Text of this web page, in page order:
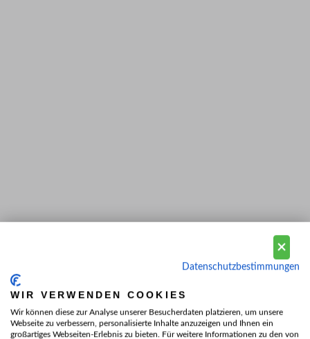
Datenschutzbestimmungen
WIR VERWENDEN COOKIES
Wir können diese zur Analyse unserer Besucherdaten platzieren, um unsere
Webseite zu verbessern, personalisierte Inhalte anzuzeigen und Ihnen ein
großartiges Webseiten-Erlebnis zu bieten. Für weitere Informationen zu den von